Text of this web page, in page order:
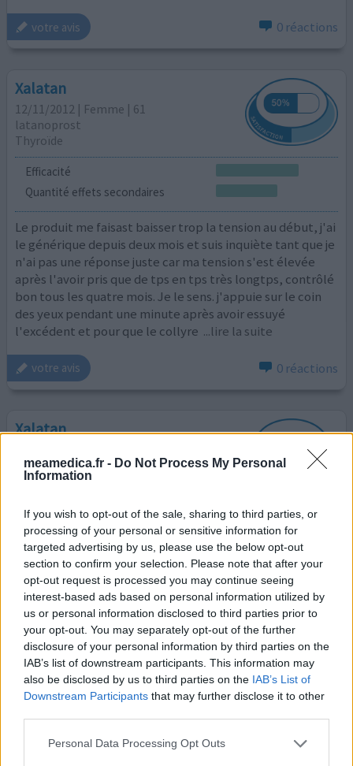
meamedica.fr - Do Not Process My Personal
Information
If you wish to opt-out of the sale, sharing to third parties, or
processing of your personal or sensitive information for
targeted advertising by us, please use the below opt-out
section to confirm your selection. Please note that after your
opt-out request is processed you may continue seeing
interest-based ads based on personal information utilized by
us or personal information disclosed to third parties prior to
your opt-out. You may separately opt-out of the further
disclosure of your personal information by third parties on the
IAB’s list of downstream participants. This information may
also be disclosed by us to third parties on the IAB’s List of
Downstream Participants that may further disclose it to other
Personal Data Processing Opt Outs
votre avis 0 réactions
Xalatan
12/11/2012 | Femme | 61
latanoprost
Thyroïde
Efficacité
Quantité effets secondaires
Le produit me faisast baisser trop la tension au début, j'ai
le générique depuis deux mois et suis inquiète tant que je
n'ai pas une réponse juste car ma tension s'est élevée
après l'avoir pris que de tps en tps très longtps, contrôlé
bon tous les quatre mois. Je le sens. j'appuie sur le coin
des yeux pendant une minute après avoir essuyé
l'excédent et pour que le collyre ...lire la suite
votre avis 0 réactions
Xalatan
latanoprost
Thyroïde
Efficacité
Quantité effets secondaires
A force de me plaindre de larmoiements même l'été, il
m'a été trouvé trop de tension oculaire. Le xalatan m'a
fait baissé en qq j et trop, je l'ai mis que de tps en tps et à
présent tous les jours d'autant que j'ai le générique
depuis deux mois et suis inquiète tant que je n'aurais pas
une bonne réponse pour son efficacité. Il y en a qui ne
sont pas bien efficace ou pas du ...lire la suite